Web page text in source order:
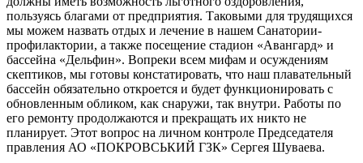
пользуясь благами от предприятия. Таковыми для трудящихся
мы можем назвать отдых и лечение в нашем Санатории-
профилактории, а также посещение стадион «Авангард» и
бассейна «Дельфин». Вопреки всем мифам и осуждениям
скептиков, мы готовы констатировать, что наш плавательный
бассейн обязательно откроется и будет функционировать с
обновленным обликом, как снаружи, так внутри. Работы по
его ремонту продолжаются и прекращать их никто не
планирует. Этот вопрос на личном контроле Председателя
правления АО «ПОКРОВСЬКИЙ ГЗК» Сергея Шуваева.